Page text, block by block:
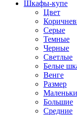
Шкафы-купе
Цвет
Серые
Темные
Черные
Светлые
Белые
Венге
Размер
Большие
Средние